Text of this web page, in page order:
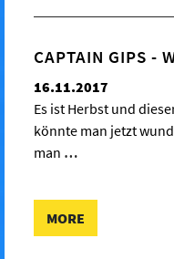
CAPTAIN GIPS -
16.11.2017
Es ist Herbst und
könnte man jetzt
man …
MORE